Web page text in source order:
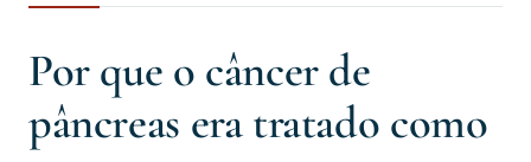
Por que o câncer de
pâncreas era tratado como